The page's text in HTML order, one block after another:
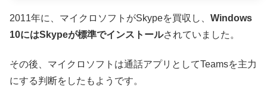
2011年に、マイクロソフトがSkypeを買収し、 Windows
10にはSkypeが標準でインストールされていました。
その後、マイクロソフトは通話アプリとしてTeamsを主力
にする判断をしたもようです。